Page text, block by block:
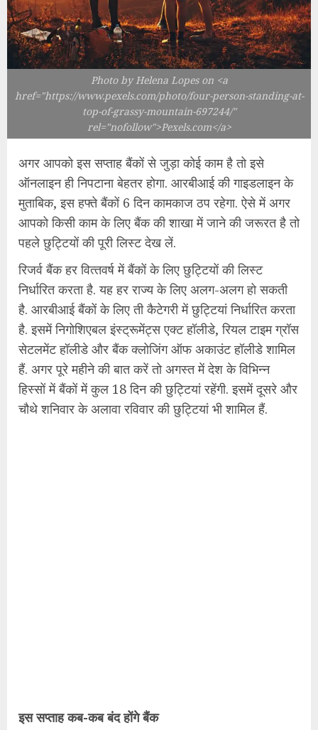
Photo by Helena Lopes on <a
href="https://www.pexels.com/photo/four-person-standing-at-
top-of-grassy-mountain-697244/"
rel="nofollow">Pexels.com</a>
अगर आपको इस सप्‍ताह बैंकों से जुड़ा कोई काम है तो इसे
ऑनलाइन ही निपटाना बेहतर होगा. आरबीआई की गाइडलाइन के
मुताबिक, इस हफ्ते बैंकों 6 दिन कामकाज ठप रहेगा. ऐसे में अगर
आपको किसी काम के लिए बैंक की शाखा में जाने की जरूरत है तो
पहले छुट्टियों की पूरी लिस्‍ट देख लें.
रिजर्व बैंक हर वित्‍तवर्ष में बैंकों के लिए छुट्टियों की लिस्‍ट
निर्धारित करता है. यह हर राज्‍य के लिए अलग-अलग हो सकती
है. आरबीआई बैंकों के लिए ती कैटेगरी में छुट्टियां निर्धारित करता
है. इसमें निगोशिएबल इंस्‍ट्रूमेंट्स एक्‍ट हॉलीडे, रियल टाइम ग्रॉस
सेटलमेंट हॉलीडे और बैंक क्‍लोजिंग ऑफ अकाउंट हॉलीडे शामिल
हैं. अगर पूरे महीने की बात करें तो अगस्‍त में देश के विभिन्‍न
हिस्‍सों में बैंकों में कुल 18 दिन की छुट्टियां रहेंगी. इसमें दूसरे और
चौथे शनिवार के अलावा रविवार की छुट्टियां भी शामिल हैं.
इस सप्‍ताह कब-कब बंद होंगे बैंक